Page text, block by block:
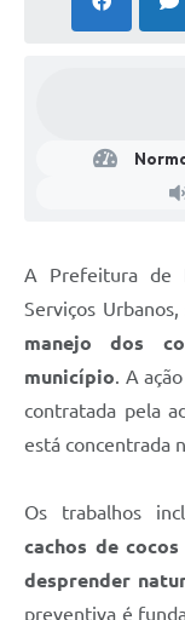
A Prefeitura de
Serviços
manejo dos
município. A
contratada pela
está concentrada
Os trabalhos
cachos de
desprender
preventiva é